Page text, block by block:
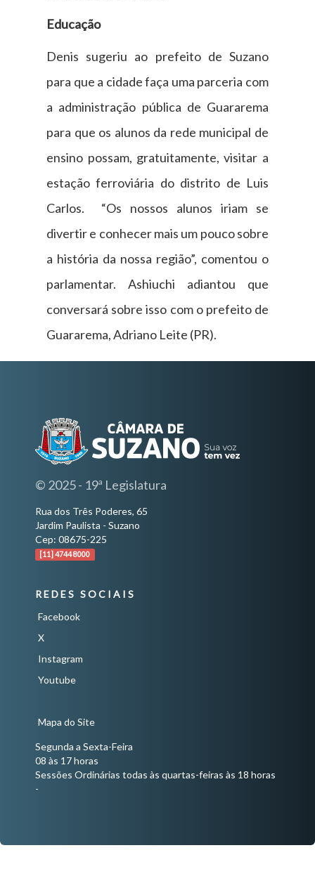
Educação
Denis sugeriu ao prefeito de Suzano
para que a cidade faça uma parceria com
a administração pública de Guararema
para que os alunos da rede municipal de
ensino possam, gratuitamente, visitar a
estação ferroviária do distrito de Luis
Carlos. “Os nossos alunos iriam se
divertir e conhecer mais um pouco sobre
a história da nossa região”, comentou o
parlamentar. Ashiuchi adiantou que
conversará sobre isso com o prefeito de
Guararema, Adriano Leite (PR).
© 2025 - 19ª Legislatura
Rua dos Três Poderes, 65
Jardim Paulista - Suzano
Cep: 08675-225
[11] 4744 8000
REDES SOCIAIS
Facebook
X
Instagram
Youtube
Mapa do Site
Segunda a Sexta-Feira
08 às 17 horas
Sessões Ordinárias todas às quartas-feiras às 18 horas
-